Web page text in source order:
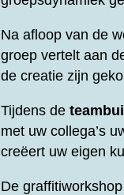
Na afloop van de
groep vertelt aan
de creatie zijn
Tijdens de
met uw collega’s
creëert uw eigen
De